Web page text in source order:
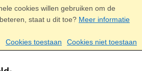
cookies willen gebruiken om de
staat u dit toe? Meer informatie
Cookies toestaan
Cookies niet toestaan